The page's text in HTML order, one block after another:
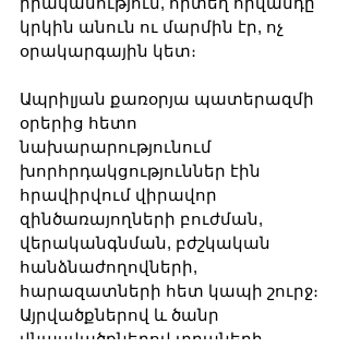
կրկին անուն ու մարմին էր, ոչ
օրակարգային կետ։
Ապրիլյան քառօրյա պատերազմի
օրերից հետո
նախարարությունում
խորհրդակցություններ էին
հրավիրվում վիրավոր
զինծառայողների բուժման,
վերականգնման, բժշկական
հանձնաժողովների,
հարազատների հետ կապի շուրջ։
Այրվածքներով և ծանր
վնասվածքներով տղաների